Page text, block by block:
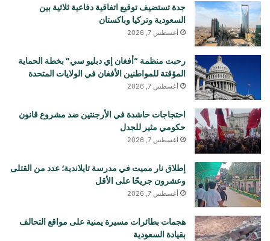
جدة تستضيف توقيع اتفاقية دفاعية ثلاثية بين
السعودية وتركيا وباكستان
أغسطس 7, 2026
رحبت منظمة “أفغان إي دبليو سي” بخطة الحماية
المؤقتة للمواطنين الأفغان في الولايات المتحدة
أغسطس 7, 2026
احتجاجات حاشدة في الأرجنتين ضد مشروع قانون
حكومي مثير للجدل
أغسطس 7, 2026
إطلاق نار مميت في مدرسة تايلاندية؛ عدد من القتلى
وعشرون جريحًا على الأقل
أغسطس 7, 2026
هجمات بطائرات مسيرة يمنية على مواقع التحالف
بقيادة السعودية